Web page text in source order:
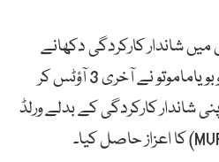
شاندار کارکردگی دکھانے
پچر یوشینوبو یاماموتو نے آخری 3 آؤٹس کر
شاندار کارکردگی کے بدلے ورلڈ